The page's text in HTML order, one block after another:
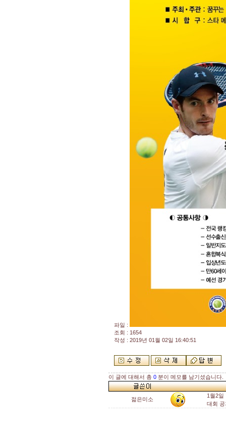
파일 :
조회 : 1654
작성 : 2019년 01월 02일 16:40:51
이 글에 대해서 총 0 분이 메모를 남기셨습니다.
젊은미소
1월2일
대회